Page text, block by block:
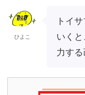
ひよこ
トイ
いく
力する